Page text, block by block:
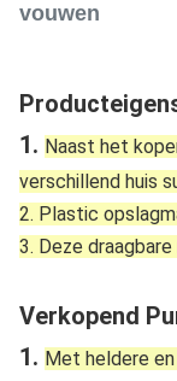
vouwen
1. Naast het
verschillend huis
2. Plastic
3. Deze
Verkopend
1. Met heldere